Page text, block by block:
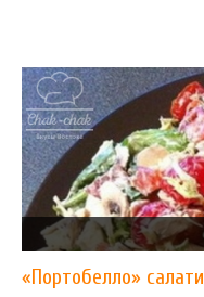
«Портобелло» салати